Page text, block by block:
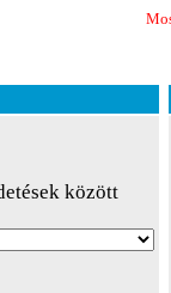
Most 365 nap
között